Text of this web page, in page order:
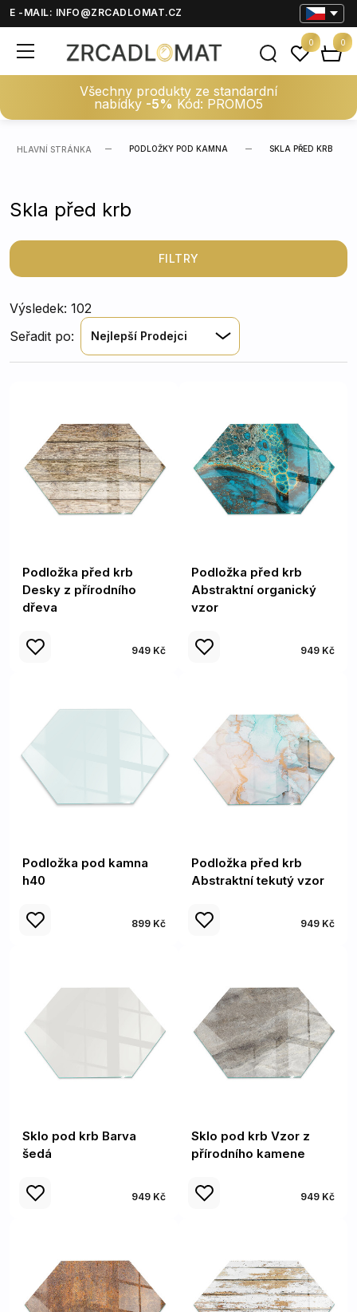
E -MAIL: INFO@ZRCADLOMAT.CZ
Všechny produkty ze standardní
nabídky -5% Kód: PROMO5
0 0
HLAVNÍ STRÁNKA PODLOŽKY POD KAMNA SKLA PŘED KRB
Skla před krb
FILTRY
Výsledek: 102
Seřadit po:
Nejlepší Prodejci
Podložka před krb
Desky z přírodního
dřeva
949 Kč
Podložka před krb
Abstraktní organický
vzor
949 Kč
Podložka pod kamna
h40
899 Kč
Podložka před krb
Abstraktní tekutý vzor
949 Kč
Sklo pod krb Barva
šedá
949 Kč
Sklo pod krb Vzor z
přírodního kamene
949 Kč